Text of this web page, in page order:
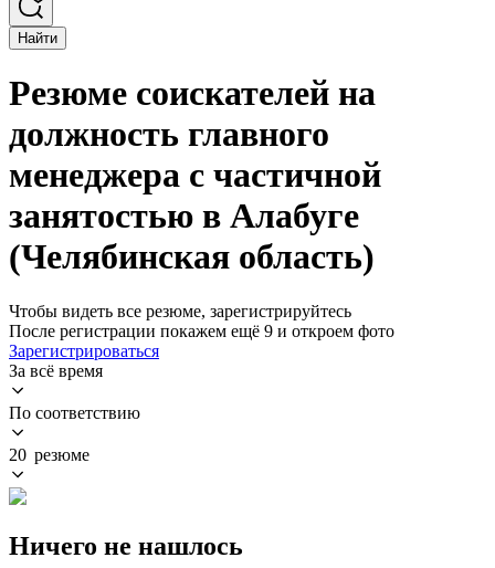
Найти
Резюме соискателей на
должность главного
менеджера с частичной
занятостью в Алабуге
(Челябинская область)
Чтобы видеть все резюме, зарегистрируйтесь
После регистрации покажем ещё 9 и откроем фото
Зарегистрироваться
За всё время
По соответствию
20 резюме
Ничего не нашлось